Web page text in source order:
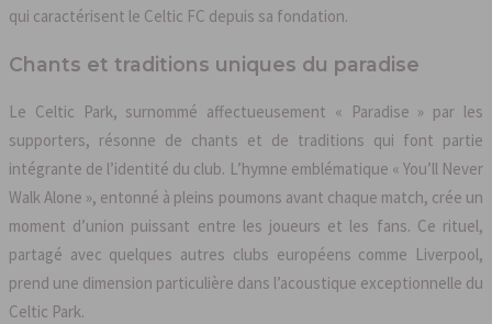
qui caractérisent le Celtic FC depuis sa fondation.
Chants et traditions uniques du paradise
Le Celtic Park, surnommé affectueusement « Paradise » par les
supporters, résonne de chants et de traditions qui font partie
intégrante de l’identité du club. L’hymne emblématique « You’ll Never
Walk Alone », entonné à pleins poumons avant chaque match, crée un
moment d’union puissant entre les joueurs et les fans. Ce rituel,
partagé avec quelques autres clubs européens comme Liverpool,
prend une dimension particulière dans l’acoustique exceptionnelle du
Celtic Park.